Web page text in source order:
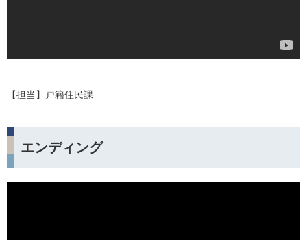
【担当】戸籍住民課
エンディング